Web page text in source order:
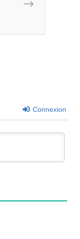
Connexion